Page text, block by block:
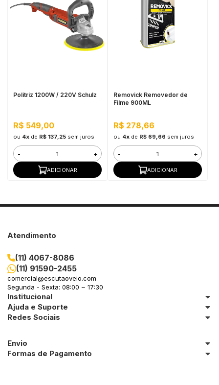
Politriz 1200W / 220V Schulz
R$ 549,00
ou 4xde R$ 137,25 sem juros
- +
ADICIONAR
Removick Removedor de
Filme 900ML
R$ 278,66
ou 4xde R$ 69,66 sem juros
- +
ADICIONAR
Atendimento
(11) 4067-8086
(11) 91590-2455
comercial@escutaoveio.com
Segunda - Sexta: 08:00 ~ 17:30
Institucional
Ajuda e Suporte
Redes Sociais
Envio
Formas de Pagamento